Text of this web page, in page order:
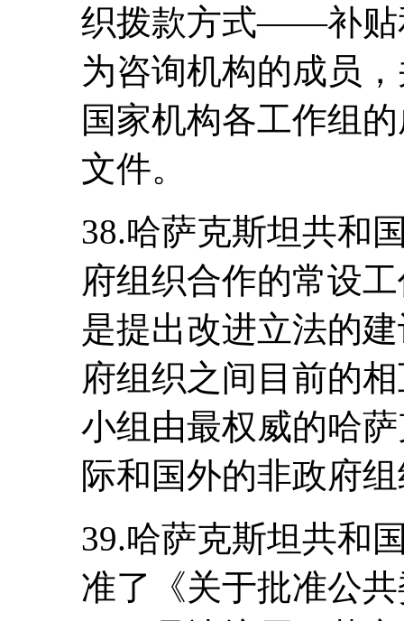
织拨款方式――补贴
为咨询机构的成员
国家机构各工作组
文件。
38.哈萨克斯坦共和
府组织合作的常设
是提出改进立法的
府组织之间目前的
小组由最权威的哈
际和国外的非政府
39.哈萨克斯坦共和
准了《关于批准公